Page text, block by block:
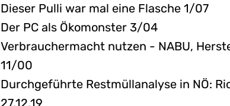
Dieser Pulli war mal eine Flasche 1/07
Der PC als Ökomonster 3/04
Verbrauchermacht nutzen - NABU,
11/00
Durchgeführte Restmüllanalyse in NÖ:
27.12.19